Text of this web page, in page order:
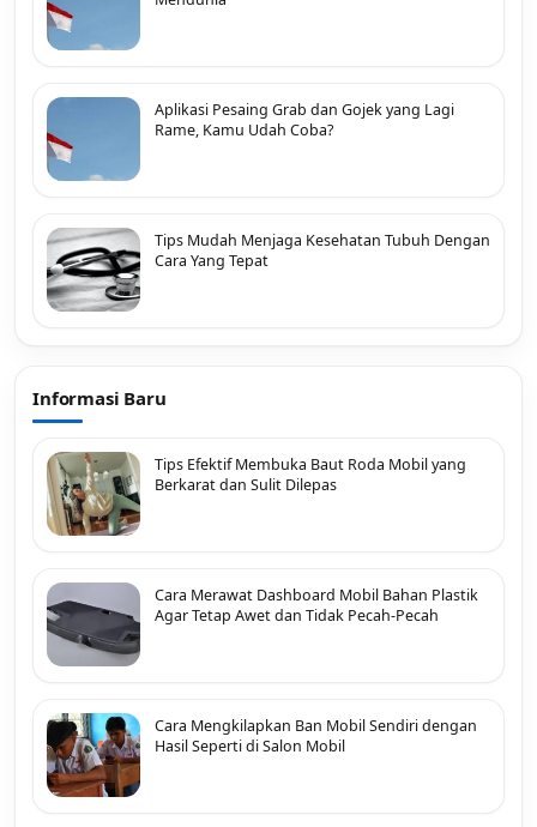
Aplikasi Pesaing Grab dan Gojek yang Lagi
Rame, Kamu Udah Coba?
Tips Mudah Menjaga Kesehatan Tubuh Dengan
Cara Yang Tepat
Informasi Baru
Tips Efektif Membuka Baut Roda Mobil yang
Berkarat dan Sulit Dilepas
Cara Merawat Dashboard Mobil Bahan Plastik
Agar Tetap Awet dan Tidak Pecah-Pecah
Cara Mengkilapkan Ban Mobil Sendiri dengan
Hasil Seperti di Salon Mobil